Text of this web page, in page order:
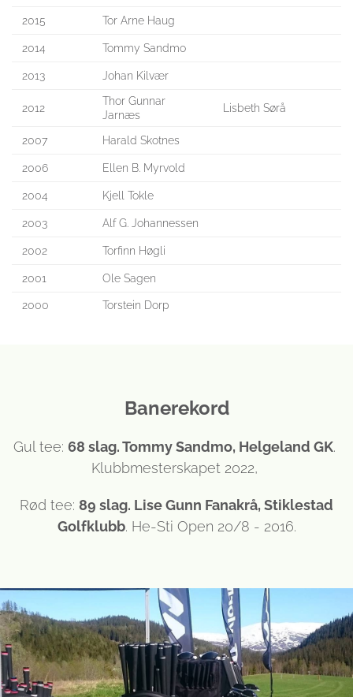
2015 Tor Arne Haug
2014 Tommy Sandmo
2013 Johan Kilvær
2012
Thor Gunnar
Jarnæs
Lisbeth Sørå
2007 Harald Skotnes
2006 Ellen B. Myrvold
2004 Kjell Tokle
2003 Alf G. Johannessen
2002 Torfinn Høgli
2001 Ole Sagen
2000 Torstein Dorp
Banerekord
Gul tee: 68 slag. Tommy Sandmo, Helgeland GK.
Klubbmesterskapet 2022,
Rød tee: 89 slag. Lise Gunn Fanakrå, Stiklestad
Golfklubb. He-Sti Open 20/8 - 2016.